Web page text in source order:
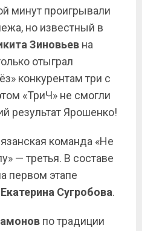
минут проигрывали
но известный в
Зиновьев на
отыграл
конкурентам три с
«ТриЧ» не смогли
результат Ярошенко!
команда «Не
— третья. В составе
первом этапе
Екатерина Сугробова.
по традиции